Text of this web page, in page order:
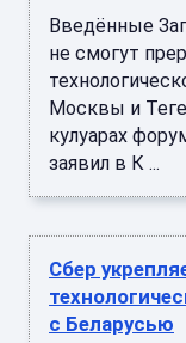
Введённые
не смогут
Москвы и
кулуарах
заявил в К ...
Сбер
с Беларусью